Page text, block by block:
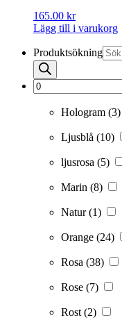
165.00 kr
Lägg till i varukorg
Produktsökning
Hologram (3)
Ljusblå (10)
ljusrosa (5)
Marin (8)
Natur(1)
Orange (24)
Rosa (38)
Rose (7)
Rost (2)